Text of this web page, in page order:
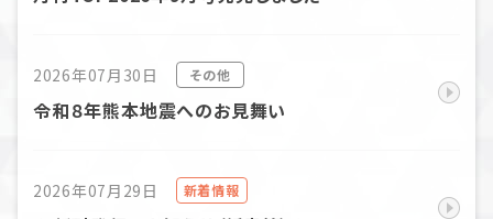
2026年07月30日 その他
令和８年熊本地震へのお見舞い
2026年07月29日 新着情報